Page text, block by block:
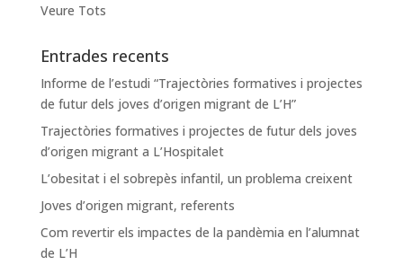
Veure Tots
Entrades recents
Informe de l’estudi “Trajectòries formatives i projectes
de futur dels joves d’origen migrant de L’H”
Trajectòries formatives i projectes de futur dels joves
d’origen migrant a L’Hospitalet
L’obesitat i el sobrepès infantil, un problema creixent
Joves d’origen migrant, referents
Com revertir els impactes de la pandèmia en l’alumnat
de L’H